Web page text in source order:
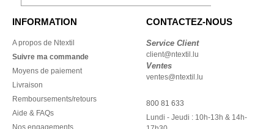
INFORMATION
A propos de Ntextil
Suivre ma commande
Moyens de paiement
Livraison
Remboursements/retours
Aide & FAQs
Nos engagements
CONTACTEZ-NOUS
Service Client
client@ntextil.lu
Ventes
ventes@ntextil.lu
800 81 633
Lundi - Jeudi : 10h-13h & 14h-